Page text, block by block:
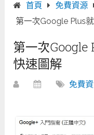
首頁 免費資源
第一次Google Plus
第一次Google
快速圖解
免費